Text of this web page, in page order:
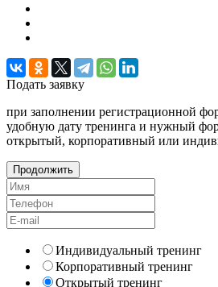
Подать заявку
при заполнении регистрационной
удобную дату тренинга и нужный
открытый, корпоративный или
Продолжить
Индивидуальный тренинг
Корпоративный тренинг
Открытый тренинг